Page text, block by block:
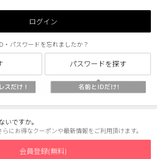
ブラック
ピンク
乱視用
ン
ログイン
・パスワードを忘れましたか？
パスワードを探す
いですか。
にお得なクーポンや最新情報をご利用頂けます。
会員登録(無料)